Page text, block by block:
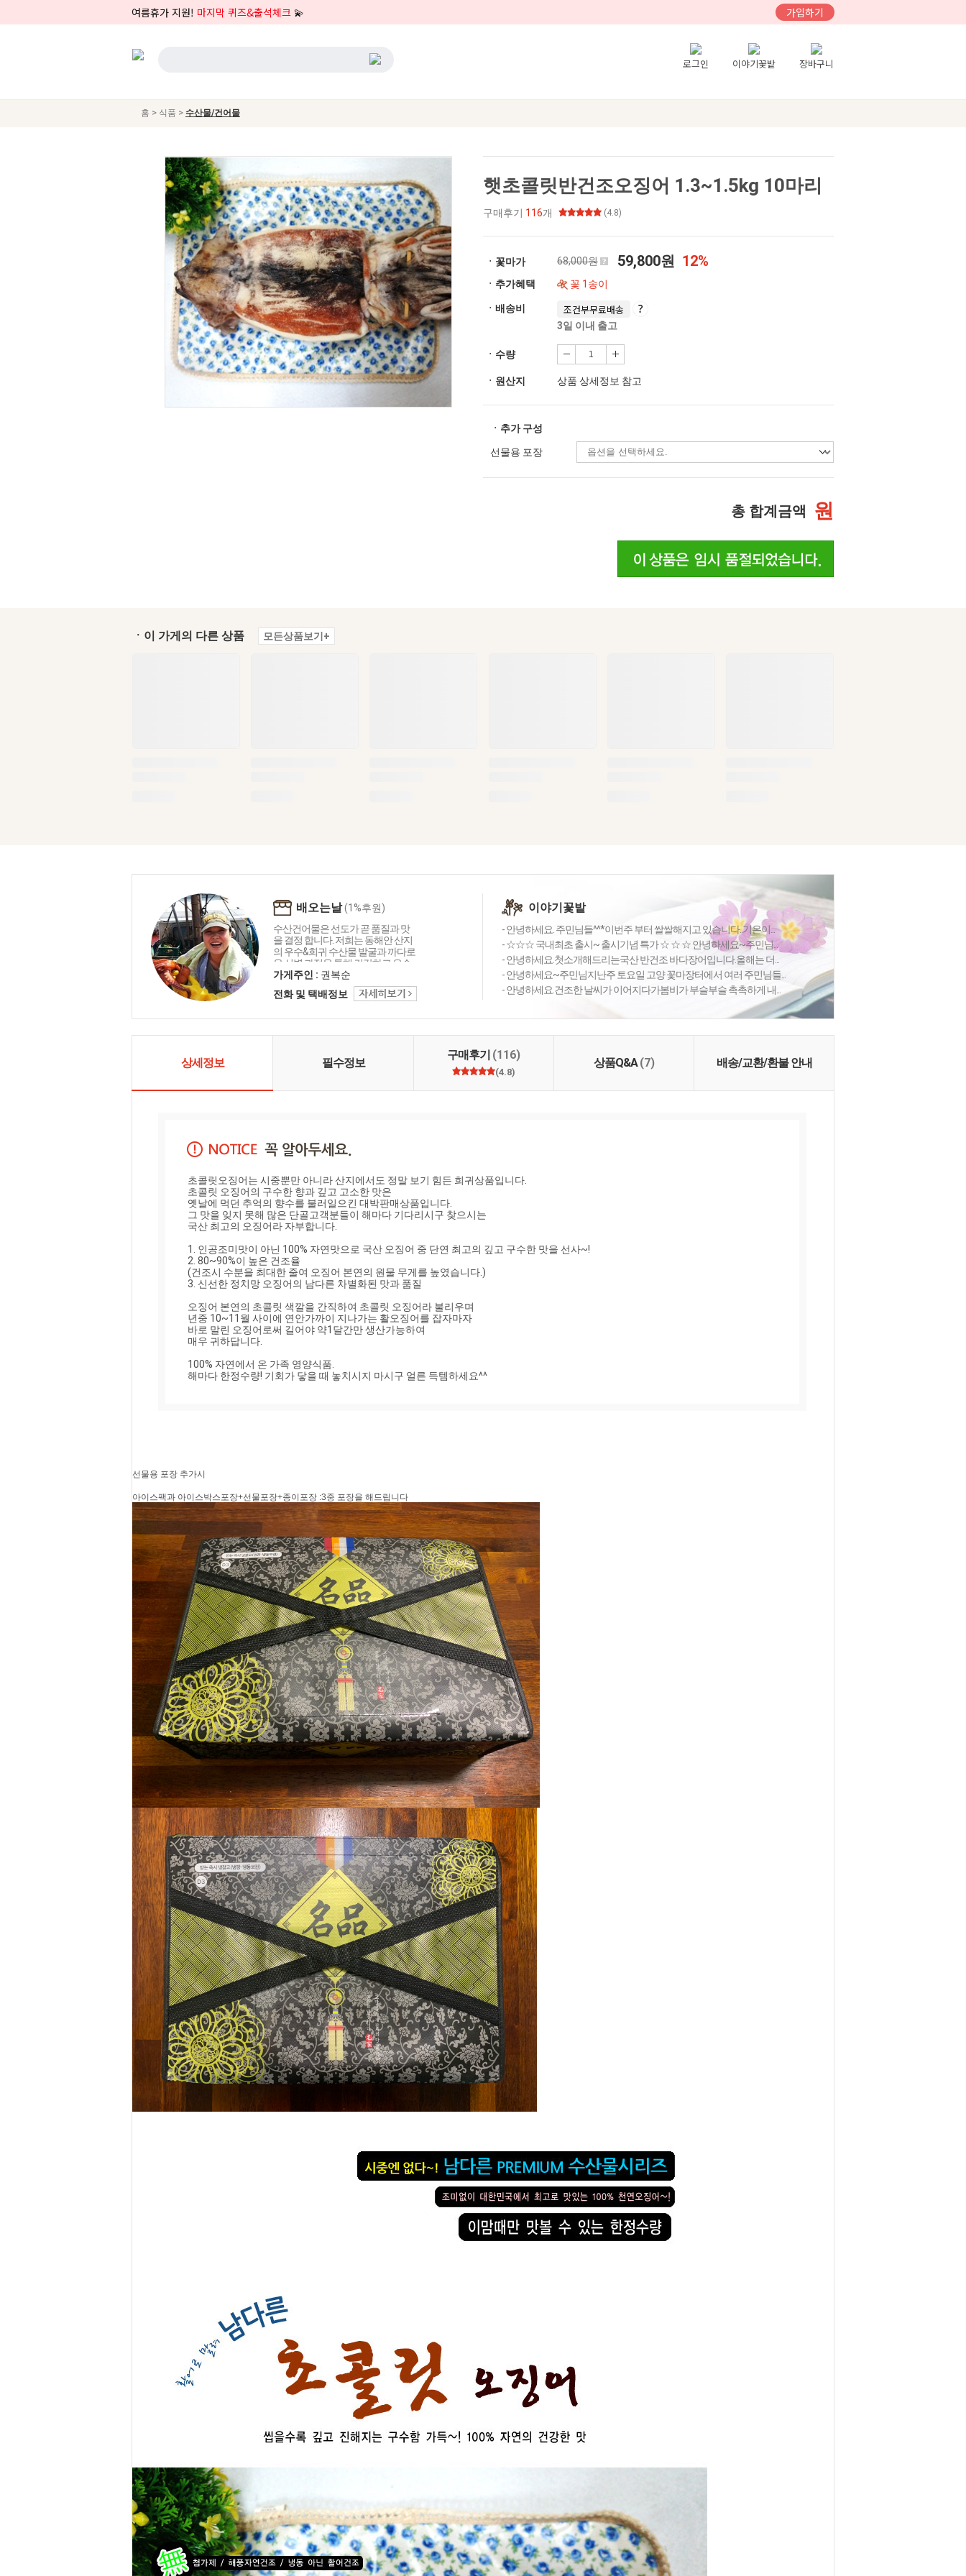
여름휴가 지원! 마지막 퀴즈&출석체크 💫 가입하기
로그인 이야기꽃밭 장바구니
홈 > 식품 > 수산물/건어물
햇초콜릿반건조오징어 1.3~1.5kg 10마리
구매후기 116개 (4.8)
ㆍ꽃마가 68,000원 59,800원 12%
ㆍ추가혜택 꽃 1송이
ㆍ배송비 조건부무료배송
3일 이내 출고
ㆍ수량
ㆍ원산지 상품 상세정보 참고
ㆍ추가 구성
선물용 포장
총 합계금액 원
ㆍ이 가게의 다른 상품 모든상품보기+
배오는날(1%후원)
수산건어물은 선도가 곧 품질과 맛
을 결정 합니다. 저희는 동해안 산지
의 우수&희귀 수산물 발굴과 까다로
운 선별 과정을 통해 건강하고 우수
한 품질의상품만 소개하고 있습니
다. 또한 직생산을 통한 합리적인 가
격을 고객분들께 제시하여 품질로
가게주인 : 권복순
전화 및 택배정보
이야기꽃밭
- 안녕하세요. 주민님들^^*이번주 부터 쌀쌀해지고 있습니다..기온이...
- ☆☆☆ 국내최초 출시~ 출시기념 특가 ☆ ☆ ☆ 안녕하세요~주민님...
- 안녕하세요.첫소개해드리는국산 반건조 바다장어입니다.올해는 더...
- 안녕하세요~주민님지난주 토요일 고양 꽃마장터에서 여러 주민님들...
- 안녕하세요.건조한 날씨가 이어지다가봄비가 부슬부슬 촉촉하게 내...
상세정보 필수정보
구매후기 (116)
(4.8)
상품Q&A(7) 배송/교환/환불 안내
초콜릿오징어는 시중뿐만 아니라 산지에서도 정말 보기 힘든 희귀상품입니다.
초콜릿 오징어의 구수한 향과 깊고 고소한 맛은
옛날에 먹던 추억의 향수를 불러일으킨 대박판매상품입니다.
그 맛을 잊지 못해 많은 단골고객분들이 해마다 기다리시구 찾으시는
국산 최고의 오징어라 자부합니다.
1. 인공조미맛이 아닌 100% 자연맛으로 국산 오징어 중 단연 최고의 깊고 구수한 맛을 선사~!
2. 80~90%이 높은 건조율
(건조시 수분을 최대한 줄여 오징어 본연의 원물 무게를 높였습니다.)
3. 신선한 정치망 오징어의 남다른 차별화된 맛과 품질
오징어 본연의 초콜릿 색깔을 간직하여 초콜릿 오징어라 불리우며
년중 10~11월 사이에 연안가까이 지나가는 활오징어를 잡자마자
바로 말린 오징어로써 길어야 약1달간만 생산가능하여
매우 귀하답니다.
100% 자연에서 온 가족 영양식품.
해마다 한정수량! 기회가 닿을 때 놓치시지 마시구 얼른 득템하세요^^
선물용 포장 추가시
아이스팩과 아이스박스포장+선물포장+종이포장 :3중 포장을 해드립니다